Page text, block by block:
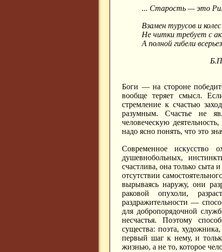
... Старость — это
Взамен турусов и колес
Не читки требует с
А полной гибели
Боги — на стороне
вообще теряет смысл.
стремление к счастью
разумным. Счастье не
человеческую
надо ясно понять, что это
Современное искусство
душевнобольных,
счастлива, она только сыта
отсутствии
вырываясь наружу, они
раковой опухоли,
раздражительности —
для добропорядочной
несчастья. Поэтому
существа: поэта,
первый шаг к нему, и
жизнью, а не то, которое